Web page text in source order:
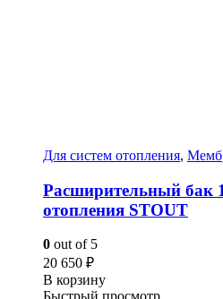
Для систем отопления,
Расширительный бак
отопления STOUT
0 out of 5
20 650 ₽
В корзину